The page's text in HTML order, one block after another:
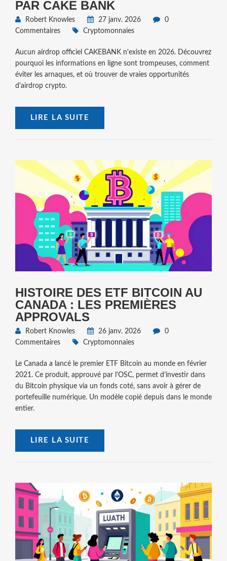
PAR CAKE BANK
Robert Knowles 27 janv. 2026
0
Commentaires
Cryptomonnaies
Aucun airdrop officiel CAKEBANK n'existe en 2026. Découvrez
pourquoi les informations en ligne sont trompeuses, comment
éviter les arnaques, et où trouver de vraies opportunités
d'airdrop crypto.
LIRE LA SUITE
HISTOIRE DES ETF BITCOIN AU
CANADA : LES PREMIÈRES
APPROVALS
Robert Knowles 26 janv. 2026
0
Commentaires
Cryptomonnaies
Le Canada a lancé le premier ETF Bitcoin au monde en février
2021. Ce produit, approuvé par l’OSC, permet d’investir dans
du Bitcoin physique via un fonds coté, sans avoir à gérer de
portefeuille numérique. Un modèle copié depuis dans le monde
entier.
LIRE LA SUITE